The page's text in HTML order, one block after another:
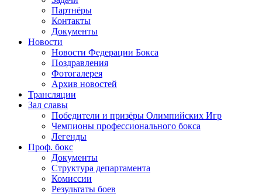
Партнёры
Контакты
Документы
Новости
Новости Федерации Бокса
Поздравления
Фотогалерея
Архив новостей
Трансляции
Зал славы
Победители и призёры Олимпийских Игр
Чемпионы профессионального бокса
Легенды
Проф. бокс
Документы
Структура департамента
Комиссии
Результаты боев